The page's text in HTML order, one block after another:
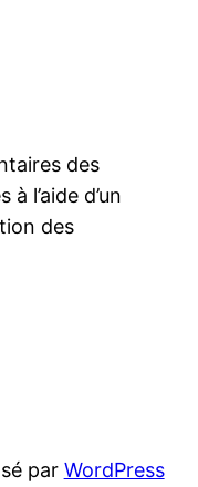
des
l’aide d’un
des
par WordPress